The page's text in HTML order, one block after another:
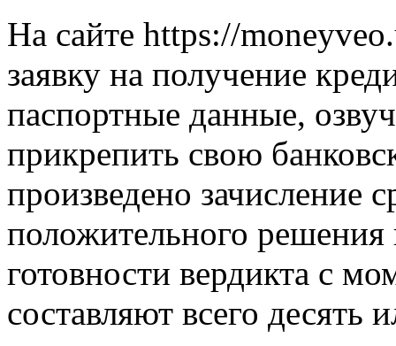
На сайте https://
заявку на получение
паспортные данные,
прикрепить свою
произведено зачисление
положительного
готовности вердикта с
составляют всего десять